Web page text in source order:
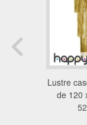
Lustre
de 120